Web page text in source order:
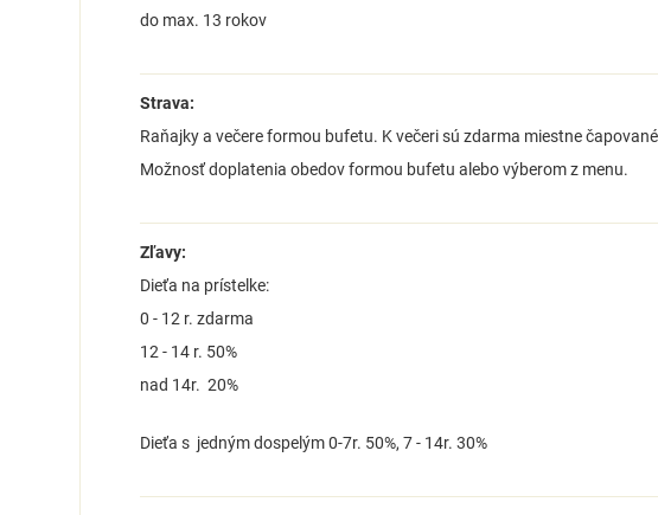
do max. 13 rokov
Strava:
Raňajky a večere formou bufetu. K večeri sú zdarma miestne
Možnosť doplatenia obedov formou bufetu alebo výberom z menu.
Zľavy:
Dieťa na prístelke:
0 - 12 r. zdarma
12 - 14 r. 50%
nad 14r. 20%
Dieťa s jedným dospelým 0-7r. 50%, 7 - 14r. 30%